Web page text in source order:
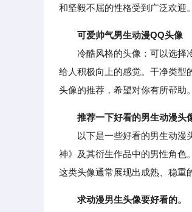
和坚毅不屈的性格受到广泛欢迎
可爱帅气男生动漫QQ头像
冷酷风格的头像：可以选择冷
给人积极向上的感觉。干净类型
头像的推荐，希望对你有所帮助。
推荐一下好看的男生动漫头
以下是一些好看的男生动漫头
神》及其衍生作品中的男性角色
这类头像通常展现出成熟、稳重
求动漫男生头像要好看的。